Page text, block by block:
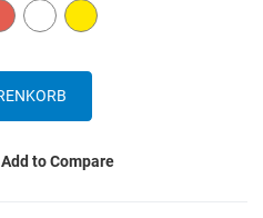
RED WHITE YELLOW
Add to Compare